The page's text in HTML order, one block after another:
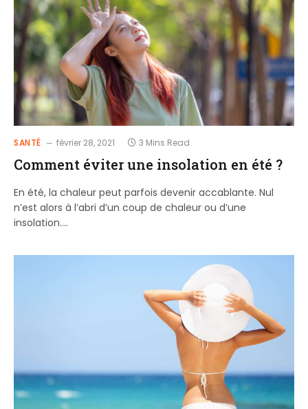
SANTÉ février 28, 2021 3 Mins Read
Comment éviter une insolation en été ?
En été, la chaleur peut parfois devenir accablante. Nul
n’est alors à l’abri d’un coup de chaleur ou d’une
insolation.…